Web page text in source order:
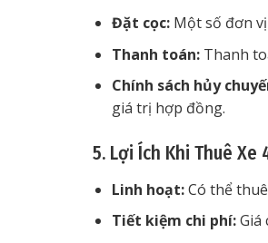
Đặt cọc:Một số đơn vị
Thanh toán:Thanh
Chính sách hủy
giá trị hợp đồng.
5. Lợi Ích Khi Thuê Xe
Linh hoạt:Có thể
Tiết kiệm chi phí:Giá